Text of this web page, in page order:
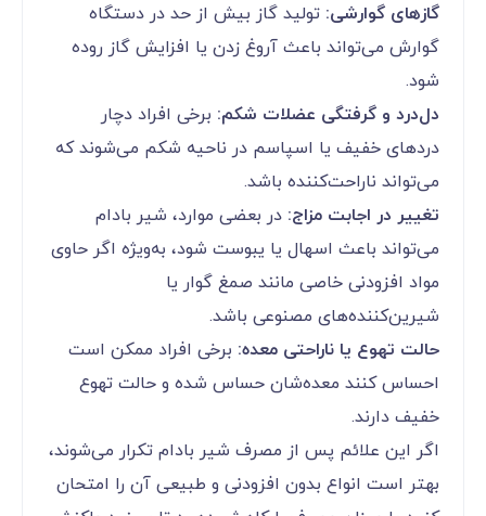
گازهای گوارشی: تولید گاز بیش از حد در دستگاه
گوارش می‌تواند باعث آروغ زدن یا افزایش گاز روده
شود.
دل‌درد و گرفتگی عضلات شکم: برخی افراد دچار
دردهای خفیف یا اسپاسم در ناحیه شکم می‌شوند که
می‌تواند ناراحت‌کننده باشد.
تغییر در اجابت مزاج: در بعضی موارد، شیر بادام
می‌تواند باعث اسهال یا یبوست شود، به‌ویژه اگر حاوی
مواد افزودنی خاصی مانند صمغ گوار یا
شیرین‌کننده‌های مصنوعی باشد.
حالت تهوع یا ناراحتی معده: برخی افراد ممکن است
احساس کنند معده‌شان حساس شده و حالت تهوع
خفیف دارند.
اگر این علائم پس از مصرف شیر بادام تکرار می‌شوند،
بهتر است انواع بدون افزودنی و طبیعی آن را امتحان